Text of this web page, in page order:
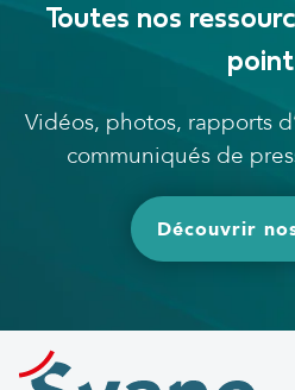
Toutes nos
Vidéos, photos, rapports
communiqués de
Découvrir